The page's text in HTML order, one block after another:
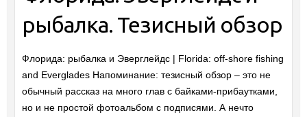
рыбалка. Тезисный обзор
Флорида: рыбалка и Эверглейдс | Florida: off-shore fishing
and Everglades Напоминание: тезисный обзор – это не
обычный рассказ на много глав с байками-прибаутками,
но и не простой фотоальбом с подписями. А нечто